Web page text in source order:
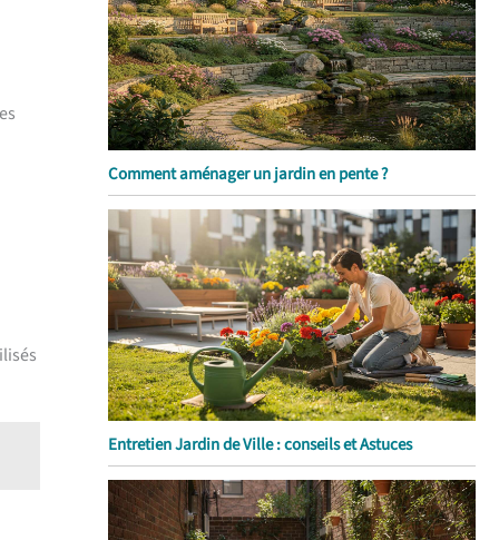
Comment aménager un jardin en pente ?
Entretien Jardin de Ville : conseils et Astuces